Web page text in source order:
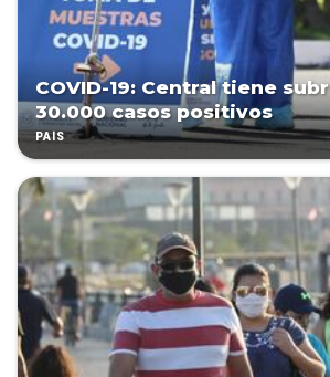
COVID-19: Central tiene
30.000 casos positivos
PAÍS